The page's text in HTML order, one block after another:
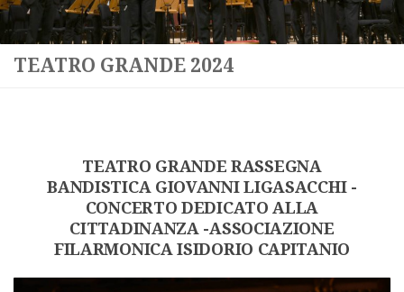
TEATRO GRANDE 2024
TEATRO GRANDE RASSEGNA
BANDISTICA GIOVANNI LIGASACCHI -
CONCERTO DEDICATO ALLA
CITTADINANZA -ASSOCIAZIONE
FILARMONICA ISIDORIO CAPITANIO